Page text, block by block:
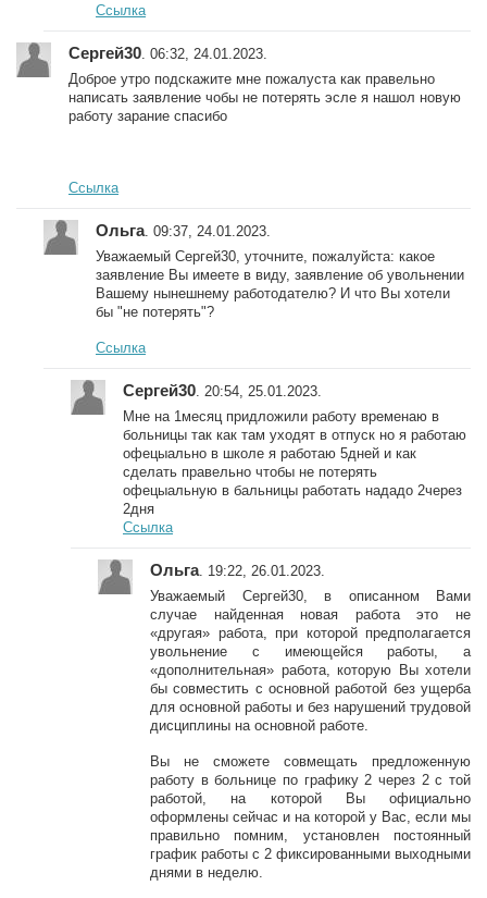
Ссылка
Сергей30 . 06:32, 24.01.2023.
Доброе утро подскажите мне пожалуста как правельно
написать заявление чобы не потерять эсле я нашол новую
работу зарание спасибо
Ссылка
Ольга. 09:37, 24.01.2023.
Уважаемый Сергей30, уточните, пожалуйста: какое
заявление Вы имеете в виду, заявление об увольнении
Вашему нынешнему работодателю? И что Вы хотели
бы "не потерять"?
Ссылка
Сергей30 . 20:54, 25.01.2023.
Мне на 1месяц придложили работу временаю в
больницы так как там уходят в отпуск но я работаю
офецыально в школе я работаю 5дней и как
сделать правельно чтобы не потерять
офецыальную в бальницы работать нададо 2через
2дня
Ссылка
Ольга. 19:22, 26.01.2023.
Уважаемый Сергей30, в описанном Вами
случае найденная новая работа это не
«другая» работа, при которой предполагается
увольнение с имеющейся работы, а
«дополнительная» работа, которую Вы хотели
бы совместить с основной работой без ущерба
для основной работы и без нарушений трудовой
дисциплины на основной работе.
Вы не сможете совмещать предложенную
работу в больнице по графику 2 через 2 с той
работой, на которой Вы официально
оформлены сейчас и на которой у Вас, если мы
правильно помним, установлен постоянный
график работы с 2 фиксированными выходными
днями в неделю.